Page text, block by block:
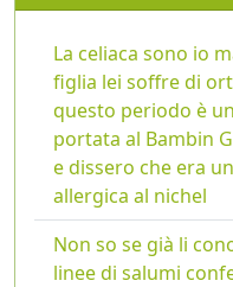
La celiaca sono io
figlia lei soffre di
questo periodo è
portata al Bambin
e dissero che era
allergica al nichel
Non so se già li
linee di salumi